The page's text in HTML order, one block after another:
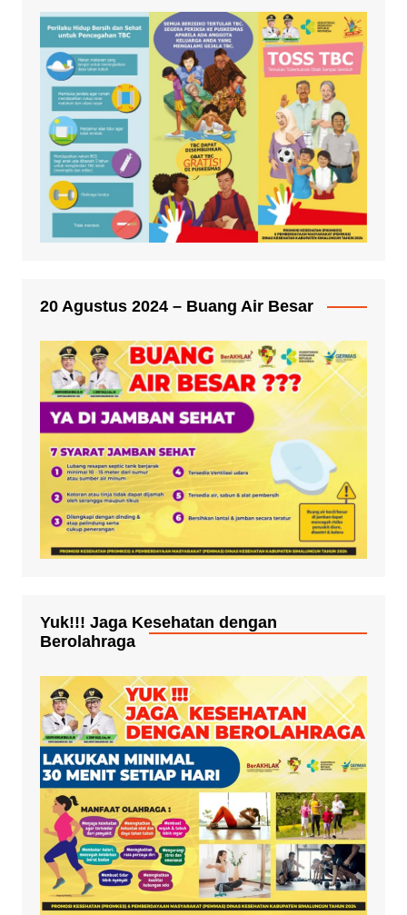
20 Agustus 2024 – Buang Air Besar
Yuk!!! Jaga Kesehatan dengan
Berolahraga